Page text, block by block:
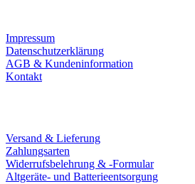
Impressum
Datenschutzerklärung
AGB & Kundeninformation
Kontakt
Versand & Lieferung
Zahlungsarten
Widerrufsbelehrung & -Formular
Altgeräte- und Batterieentsorgung